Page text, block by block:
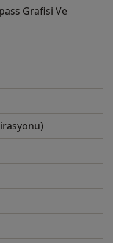
Grafisi Ve